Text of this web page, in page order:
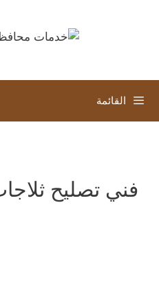
القائمة
فني تصليح